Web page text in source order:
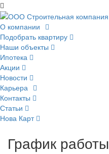
О компании
Подобрать квартиру
Наши объекты
Ипотека
Акции
Новости
Карьера
Контакты
Статьи
Нова Карт
График работы